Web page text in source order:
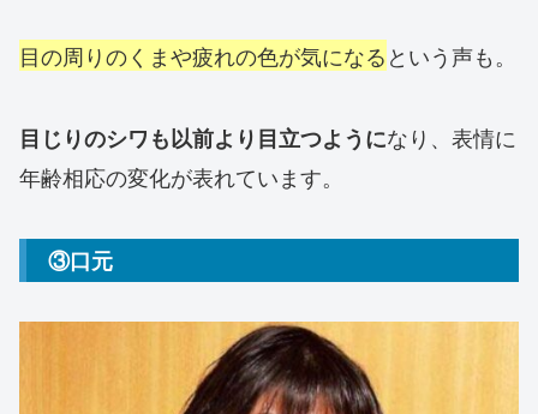
目の周りのくまや疲れの色が気になるという声も。
目じりのシワも以前より目立つようになり、表情に
年齢相応の変化が表れています。
③口元